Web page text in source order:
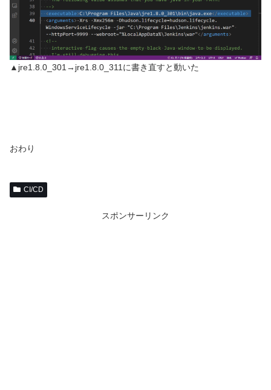
▲jre1.8.0_301→jre1.8.0_311に書き直すと動いた
おわり
CI/CD
スポンサーリンク